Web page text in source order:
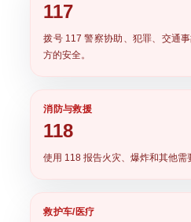
117
拨号 117 警察协助、犯罪、交通
方的安全。
消防与救援
118
使用 118 报告火灾、爆炸和其他需
救护车/医疗